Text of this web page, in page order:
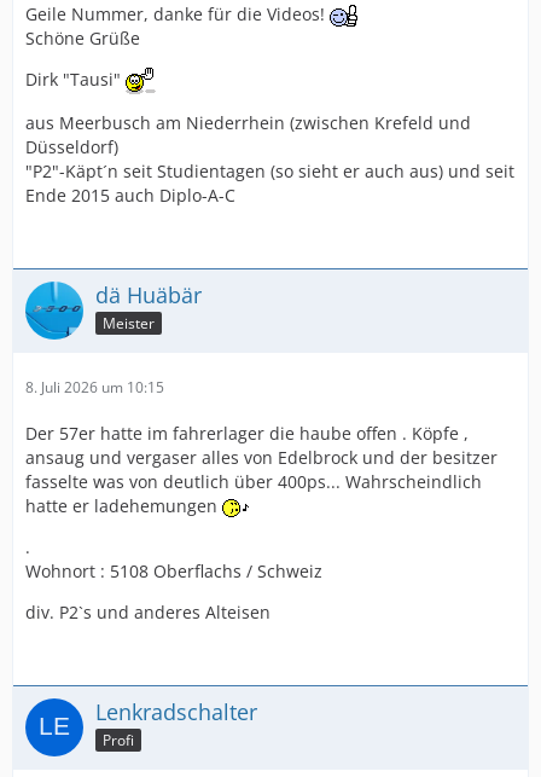
Geile Nummer, danke für die Videos!
Schöne Grüße
Dirk "Tausi"
aus Meerbusch am Niederrhein (zwischen Krefeld und
Düsseldorf)
"P2"-Käpt´n seit Studientagen (so sieht er auch aus) und seit
Ende 2015 auch Diplo-A-C
dä Huäbär
Meister
8. Juli 2026 um 10:15
Der 57er hatte im fahrerlager die haube offen . Köpfe ,
ansaug und vergaser alles von Edelbrock und der besitzer
fasselte was von deutlich über 400ps... Wahrscheindlich
hatte er ladehemungen
.
Wohnort : 5108 Oberflachs / Schweiz
div. P2`s und anderes Alteisen
Lenkradschalter
Profi